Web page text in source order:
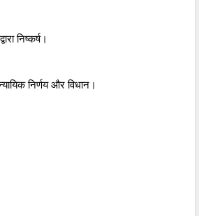
निष्कर्ष।
निर्णय और विधान।